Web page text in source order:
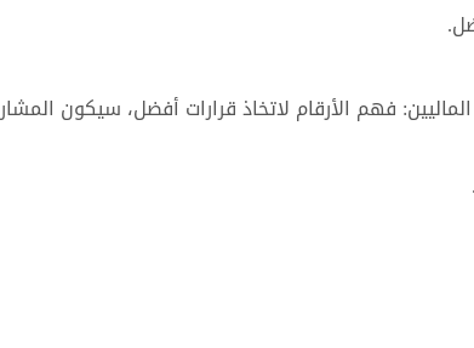
فهم الأرقام لاتخاذ قرارات أفضل، سيكون